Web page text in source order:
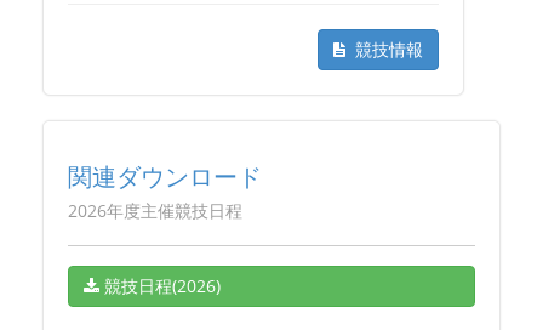
競技情報
関連ダウンロード
2026年度主催競技日程
競技日程(2026)